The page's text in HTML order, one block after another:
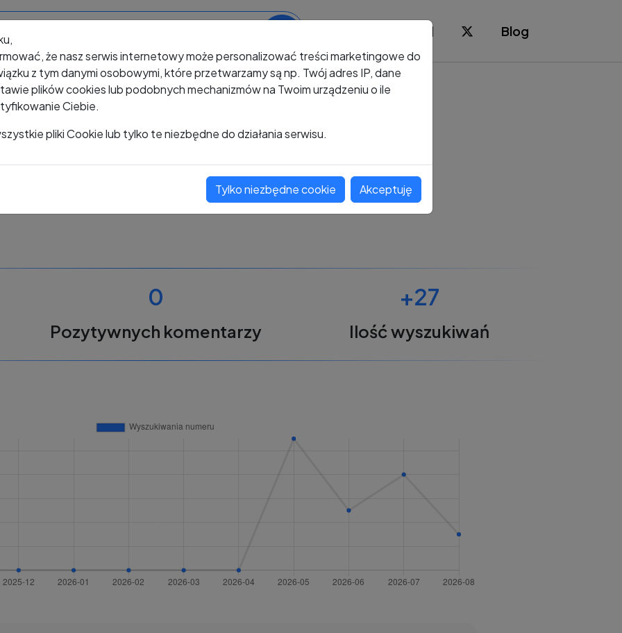
Blog
+48 487 896 742
Oceń ten numer
0
Pozytywnych komentarzy
+27
Ilość wyszukiwań
że nasz serwis internetowy może personalizować treści marketingowe do
z tym danymi osobowymi, które przetwarzamy są np. Twój adres IP, dane
plików cookies lub podobnych mechanizmów na Twoim urządzeniu o ile
Ciebie.
pliki Cookie lub tylko te niezbędne do działania serwisu.
Tylko niezbędne cookie Akceptuję